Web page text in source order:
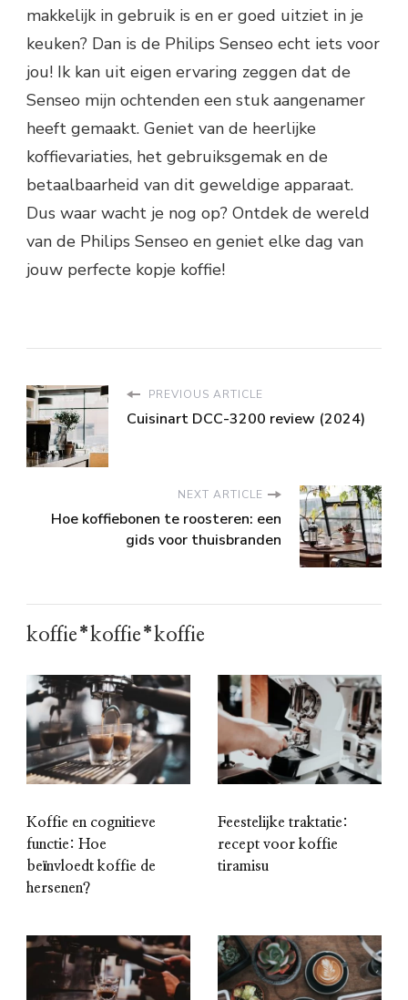
makkelijk in gebruik is en er goed uitziet in je
keuken? Dan is de Philips Senseo echt iets voor
jou! Ik kan uit eigen ervaring zeggen dat de
Senseo mijn ochtenden een stuk aangenamer
heeft gemaakt. Geniet van de heerlijke
koffievariaties, het gebruiksgemak en de
betaalbaarheid van dit geweldige apparaat.
Dus waar wacht je nog op? Ontdek de wereld
van de Philips Senseo en geniet elke dag van
jouw perfecte kopje koffie!
PREVIOUS ARTICLE
Cuisinart DCC-3200 review (2024)
NEXT ARTICLE
Hoe koffiebonen te roosteren: een
gids voor thuisbranden
koffie*koffie*koffie
Koffie en cognitieve
functie: Hoe
beïnvloedt koffie de
hersenen?
Feestelijke traktatie:
recept voor koffie
tiramisu